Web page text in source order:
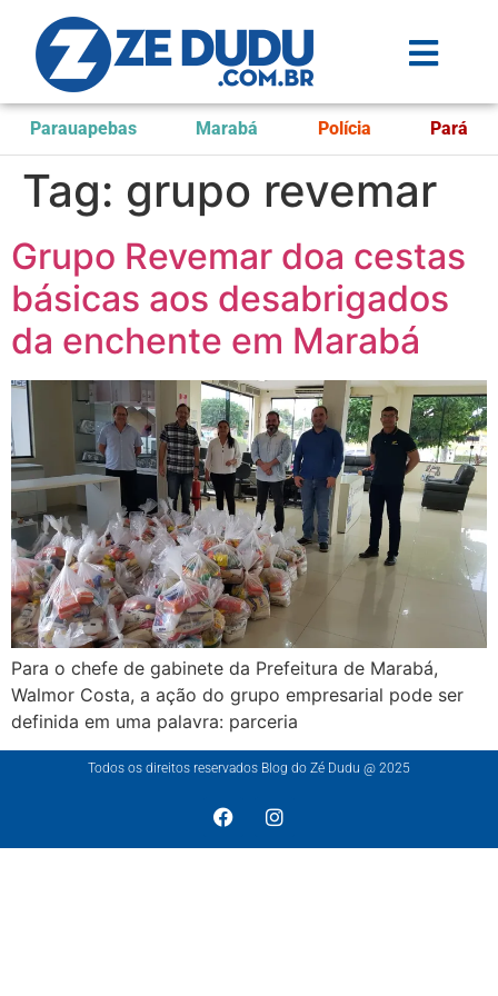
Parauapebas Marabá Polícia Pará
Tag: grupo revemar
Grupo Revemar doa cestas
básicas aos desabrigados
da enchente em Marabá
Para o chefe de gabinete da Prefeitura de Marabá,
Walmor Costa, a ação do grupo empresarial pode ser
definida em uma palavra: parceria
Todos os direitos reservados Blog do Zé Dudu @ 2025